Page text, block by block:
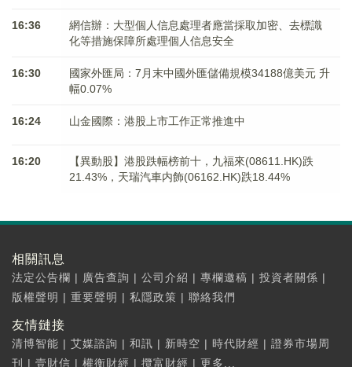
16:36
網信辦：大型個人信息處理者應當採取加密、去標識
化等措施保障所處理個人信息安全
16:30
國家外匯局：7月末中國外匯儲備規模34188億美元 升
幅0.07%
16:24 山金國際：港股上市工作正常推進中
16:20
【異動股】港股跌幅榜前十，九福來(08611.HK)跌
21.43%，天瑞汽車内飾(06162.HK)跌18.44%
相關訊息
法定公告欄 | 廣告查詢 | 公司介紹 | 專欄邀稿 | 投資者關係 |
版權聲明 | 重要聲明 | 私隱政策 | 聯絡我們
友情鏈接
清博智能 | 艾媒諮詢 | 和訊 | 新時空 | 時代財經 | 證券市場周
刊
| 壹財信 | 權衡財經 | 攬富財經 | 更多...